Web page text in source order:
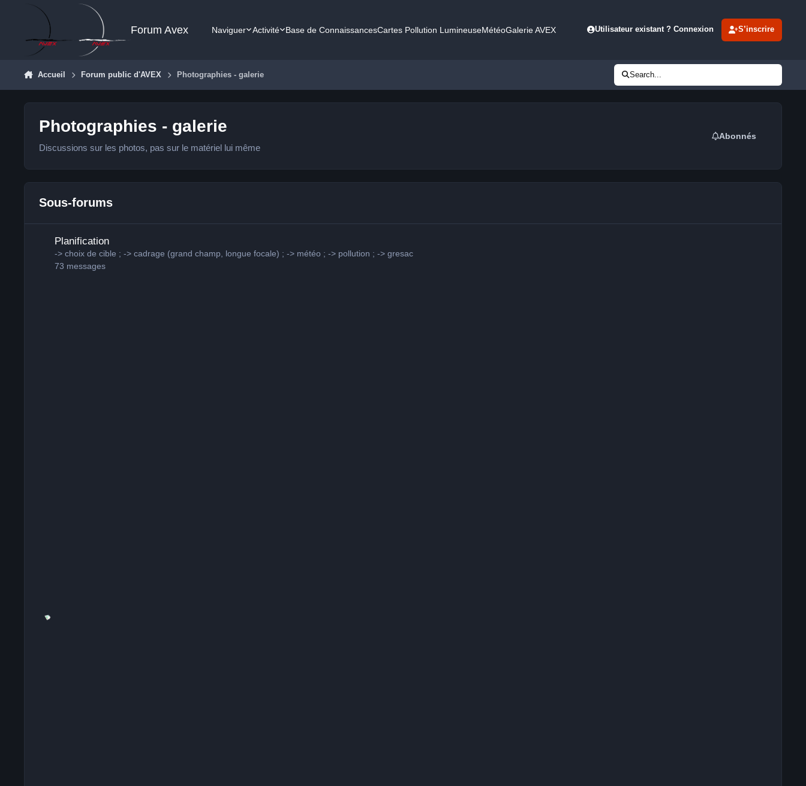
Aller au contenu
Forum Avex Naviguer Activité Base de ConnaissancesCartes Pollution LumineuseMétéoGalerie AVEX Utilisateur existant ? Connexion S’inscrire
Accueil Forum public d'AVEX Photographies - galerie Search...
Photographies - galerie
Discussions sur les photos, pas sur le matériel lui même
Abonnés
Sous-forums
Planification
-> choix de cible ; -> cadrage (grand champ, longue focale) ; -> météo ; -> pollution ; -> gresac
73 messages